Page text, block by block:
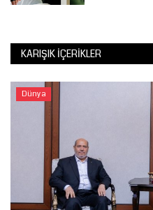
KARIŞIK İÇERIKLER
Dünya